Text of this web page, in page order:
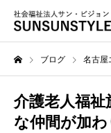
ブログ 名古屋
介護老人福
な仲間が加